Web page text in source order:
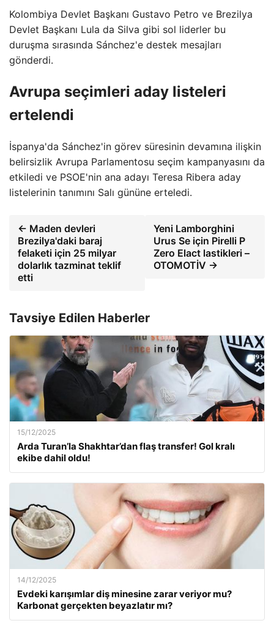
Kolombiya Devlet Başkanı Gustavo Petro ve Brezilya
Devlet Başkanı Lula da Silva gibi sol liderler bu
duruşma sırasında Sánchez'e destek mesajları
gönderdi.
Avrupa seçimleri aday listeleri
ertelendi
İspanya'da Sánchez'in görev süresinin devamına ilişkin
belirsizlik Avrupa Parlamentosu seçim kampanyasını da
etkiledi ve PSOE'nin ana adayı Teresa Ribera aday
listelerinin tanımını Salı gününe erteledi.
← Maden devleri
Brezilya'daki baraj
felaketi için 25 milyar
dolarlık tazminat teklif
etti
Yeni Lamborghini
Urus Se için Pirelli P
Zero Elact lastikleri –
OTOMOTİV →
Tavsiye Edilen Haberler
15/12/2025
Arda Turan’la Shakhtar’dan flaş transfer! Gol kralı
ekibe dahil oldu!
14/12/2025
Evdeki karışımlar diş minesine zarar veriyor mu?
Karbonat gerçekten beyazlatır mı?